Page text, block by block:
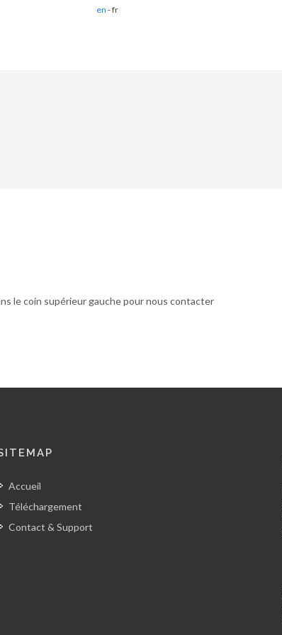
en - fr
le coin supérieur gauche pour nous contacter
Accueil
Téléchargement
Contact & Support